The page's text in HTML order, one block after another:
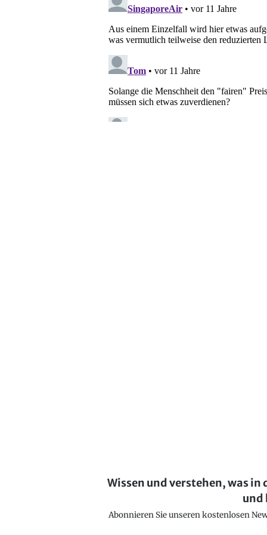
Wissen und verstehen, was
und
Abonnieren Sie unseren kostenlosen